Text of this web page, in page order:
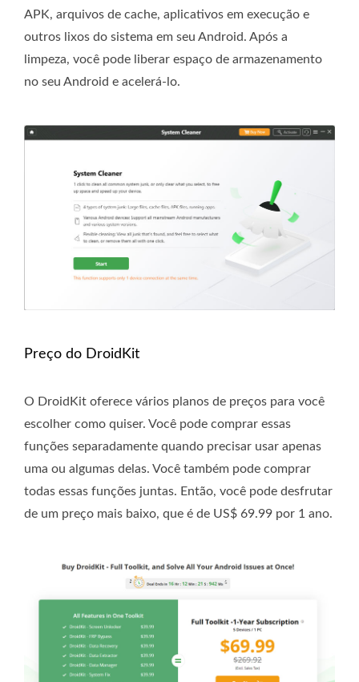
APK, arquivos de cache, aplicativos em execução e
outros lixos do sistema em seu Android. Após a
limpeza, você pode liberar espaço de armazenamento
no seu Android e acelerá-lo.
Preço do DroidKit
O DroidKit oferece vários planos de preços para você
escolher como quiser. Você pode comprar essas
funções separadamente quando precisar usar apenas
uma ou algumas delas. Você também pode comprar
todas essas funções juntas. Então, você pode desfrutar
de um preço mais baixo, que é de US$ 69.99 por 1 ano.